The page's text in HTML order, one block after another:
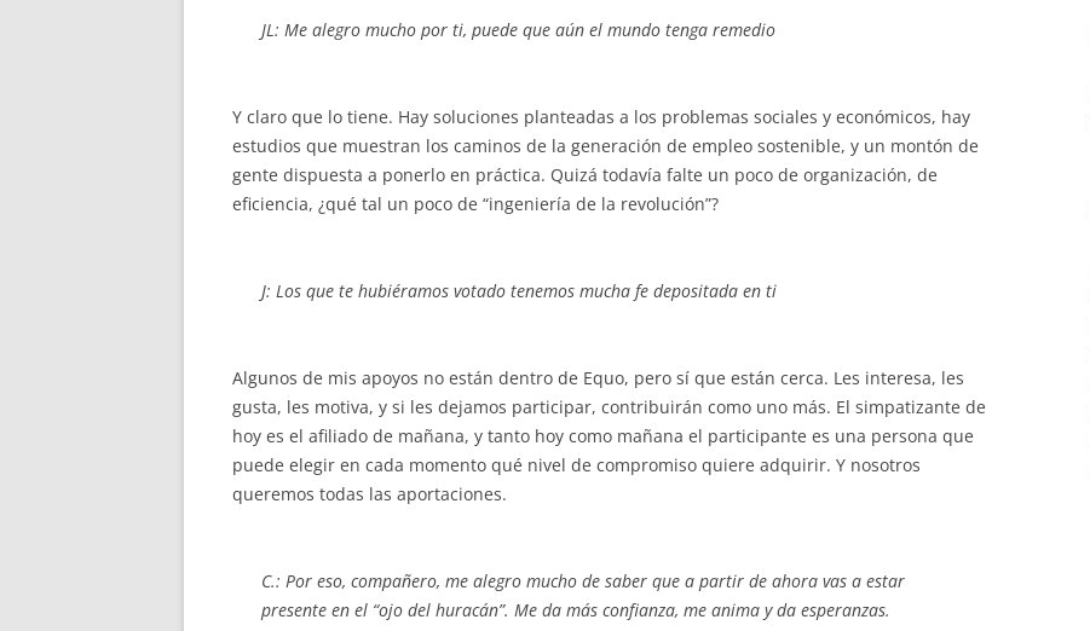
JL: Me alegro mucho por ti, puede que aún el mundo tenga remedio
Y claro que lo tiene. Hay soluciones planteadas a los problemas sociales y económicos, hay
estudios que muestran los caminos de la generación de empleo sostenible, y un montón de
gente dispuesta a ponerlo en práctica. Quizá todavía falte un poco de organización, de
eficiencia, ¿qué tal un poco de “ingeniería de la revolución”?
J: Los que te hubiéramos votado tenemos mucha fe depositada en ti
Algunos de mis apoyos no están dentro de Equo, pero sí que están cerca. Les interesa, les
gusta, les motiva, y si les dejamos participar, contribuirán como uno más. El simpatizante de
hoy es el afiliado de mañana, y tanto hoy como mañana el participante es una persona que
puede elegir en cada momento qué nivel de compromiso quiere adquirir. Y nosotros
queremos todas las aportaciones.
C.: Por eso, compañero, me alegro mucho de saber que a partir de ahora vas a estar
presente en el “ojo del huracán”. Me da más confianza, me anima y da esperanzas.